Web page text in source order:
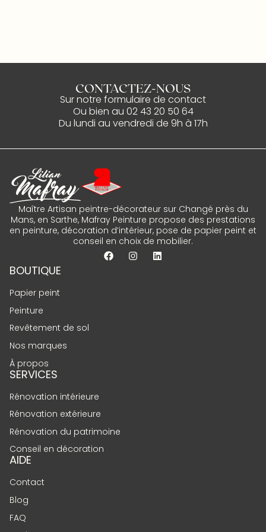
CONTACTEZ-NOUS
Sur notre formulaire de contact
Ou bien au 02 43 20 50 64
Du lundi au vendredi de 9h à 17h
Maître Artisan peintre-décorateur sur Changé près du
Mans, en Sarthe, Mafray Peinture propose des prestations
en peinture, décoration d’intérieur, pose de papier peint et
conseil en choix de mobilier.
BOUTIQUE
Papier peint
Peinture
Revêtement de sol
Nos marques
À propos
SERVICES
Rénovation intérieure
Rénovation extérieure
Rénovation du patrimoine
Conseil en décoration
AIDE
Contact
Blog
FAQ